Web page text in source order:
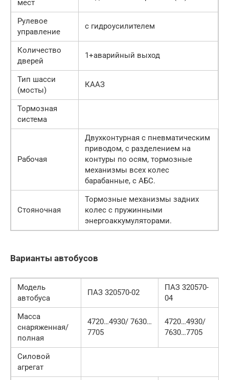
мест
Рулевое
управление
с гидроусилителем
Количество
дверей
1+аварийный выход
Тип шасси
(мосты)
КААЗ
Тормозная
система
Рабочая
Двухконтурная с пневматическим
приводом, с разделением на
контуры по осям, тормозные
механизмы всех колес
барабанные, с AБС.
Стояночная
Тормозные механизмы задних
колес с пружинными
энергоаккумуляторами.
Варианты автобусов
Модель
автобуса
ПАЗ 320570-02
ПАЗ 320570-
04
Масса
снаряженная/
полная
4720…4930/ 7630…
7705
4720…4930/
7630…7705
Силовой
агрегат